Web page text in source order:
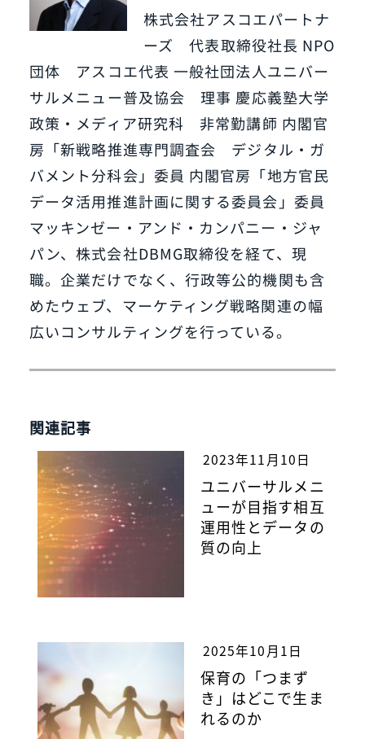
株式会社アスコエパートナ
ーズ 代表取締役社長 NPO
団体 アスコエ代表 一般社団法人ユニバー
サルメニュー普及協会 理事 慶応義塾大学
政策・メディア研究科 非常勤講師 内閣官
房「新戦略推進専門調査会 デジタル・ガ
バメント分科会」委員 内閣官房「地方官民
データ活用推進計画に関する委員会」委員
マッキンゼー・アンド・カンパニー・ジャ
パン、株式会社DBMG取締役を経て、現
職。企業だけでなく、行政等公的機関も含
めたウェブ、マーケティング戦略関連の幅
広いコンサルティングを行っている。
関連記事
2023年11月10日
ユニバーサルメニ
ューが目指す相互
運用性とデータの
質の向上
2025年10月1日
保育の「つまず
き」はどこで生ま
れるのか